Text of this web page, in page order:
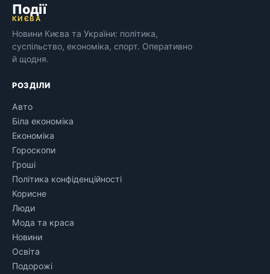
Події
КИЄВА
Новини Києва та України: політика,
суспільство, економіка, спорт. Оперативно
й щодня.
РОЗДІЛИ
Авто
Біла економіка
Економіка
Гороскопи
Гроші
Політика конфіденційності
Корисне
Люди
Мода та краса
Новини
Освіта
Подорожі